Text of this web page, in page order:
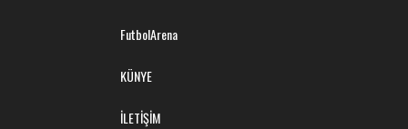
FutbolArena
KÜNYE
İLETİŞİM